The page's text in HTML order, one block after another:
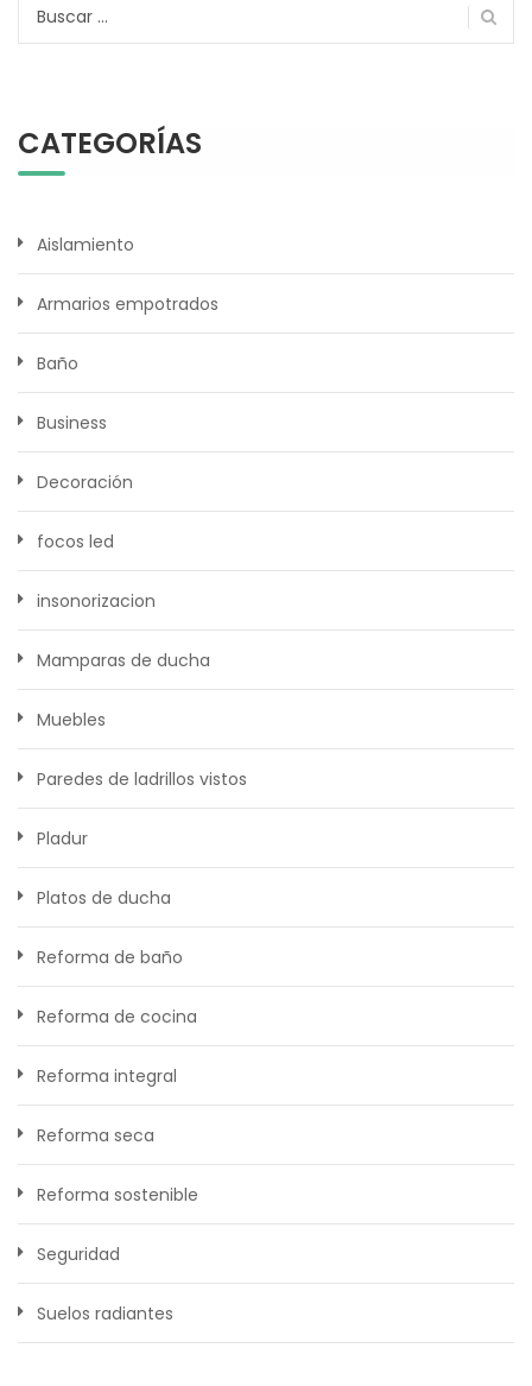
CATEGORÍAS
Aislamiento
Armarios empotrados
Baño
Business
Decoración
focos led
insonorizacion
Mamparas de ducha
Muebles
Paredes de ladrillos vistos
Pladur
Platos de ducha
Reforma de baño
Reforma de cocina
Reforma integral
Reforma seca
Reforma sostenible
Seguridad
Suelos radiantes